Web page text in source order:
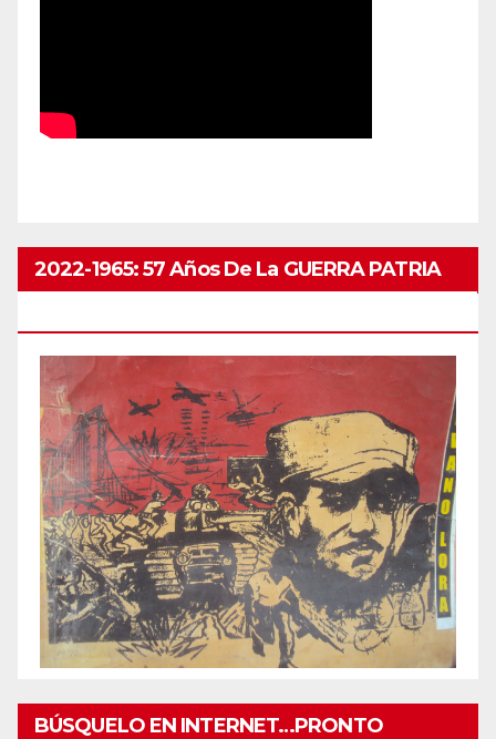
2022-1965: 57 Años De La GUERRA PATRIA
BÚSQUELO EN INTERNET…PRONTO